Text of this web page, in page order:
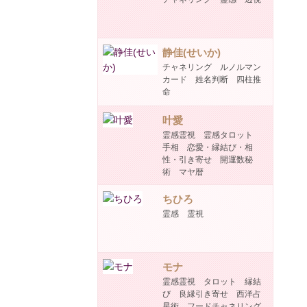
静佳(せいか)
チャネリング ルノルマン
カード 姓名判断 四柱推
命
叶愛
霊感霊視 霊感タロット
手相 恋愛・縁結び・相
性・引き寄せ 開運数秘
術 マヤ暦
ちひろ
霊感 霊視
モナ
霊感霊視 タロット 縁結
び 良縁引き寄せ 西洋占